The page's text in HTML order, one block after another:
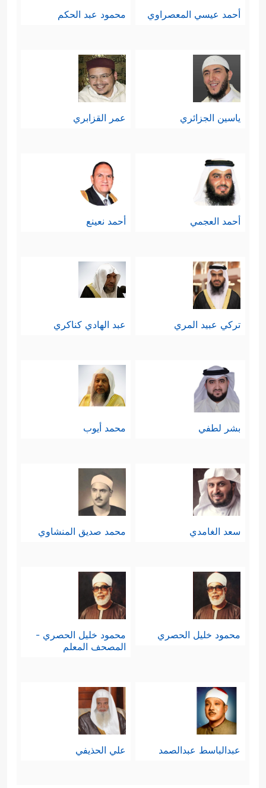
أحمد عيسي المعصراوي محمود عبد الحكم
ياسين الجزائري عمر القزابري
أحمد العجمي أحمد نعينع
تركي عبيد المري عبد الهادي كناكري
بشر لطفي محمد أيوب
سعد الغامدي محمد صديق المنشاوي
محمود خليل الحصري
محمود خليل الحصري -
المصحف المعلم
عبدالباسط عبدالصمد علي الحذيفي